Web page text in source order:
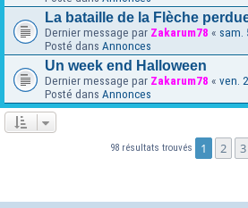
La bataille de la Flèche
Dernier message par Zakarum78 « sam.
Posté dans Annonces
Un week end Halloween
Dernier message par Zakarum78 « ven.
Posté dans Annonces
98 résultats trouvés 1 2 3